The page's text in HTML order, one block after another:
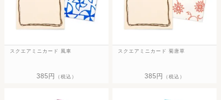
スクエアミニカード 風車
385円 （税込）
スクエアミニカード 菊唐草
385円 （税込）